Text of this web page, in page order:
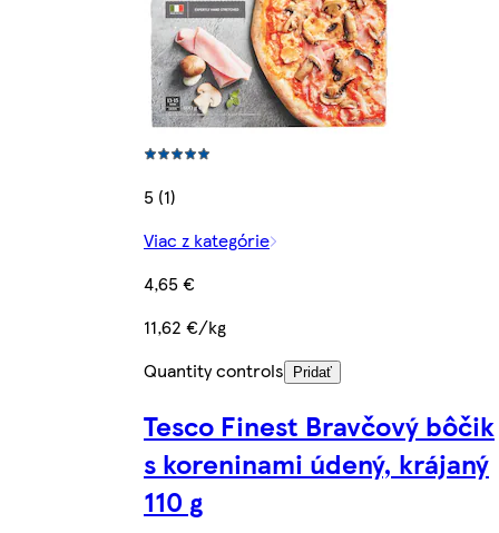
5 (1)
Viac z kategórie
4,65 €
11,62 €/kg
Quantity controls
Pridať
Tesco Finest Bravčový bôčik
s koreninami údený, krájaný
110 g